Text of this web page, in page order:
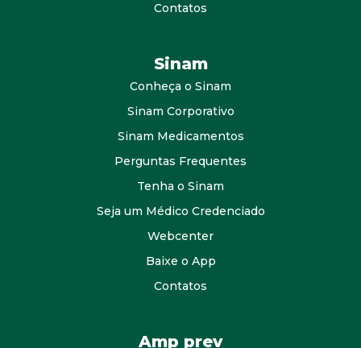
Contatos
Sinam
Conheça o Sinam
Sinam Corporativo
Sinam Medicamentos
Perguntas Frequentes
Tenha o Sinam
Seja um Médico Credenciado
Webcenter
Baixe o App
Contatos
Amp prev